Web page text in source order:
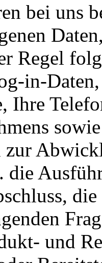
bei uns
Regel
in-
Ihre
zur
die
und